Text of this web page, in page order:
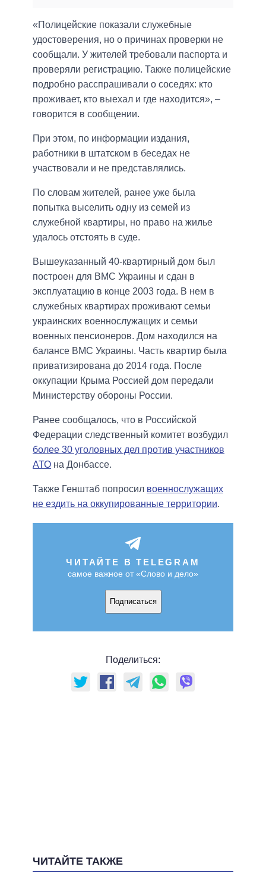
«Полицейские показали служебные
удостоверения, но о причинах проверки не
сообщали. У жителей требовали паспорта и
проверяли регистрацию. Также полицейские
подробно расспрашивали о соседях: кто
проживает, кто выехал и где находится», –
говорится в сообщении.
При этом, по информации издания,
работники в штатском в беседах не
участвовали и не представлялись.
По словам жителей, ранее уже была
попытка выселить одну из семей из
служебной квартиры, но право на жилье
удалось отстоять в суде.
Вышеуказанный 40-квартирный дом был
построен для ВМС Украины и сдан в
эксплуатацию в конце 2003 года. В нем в
служебных квартирах проживают семьи
украинских военнослужащих и семьи
военных пенсионеров. Дом находился на
балансе ВМС Украины. Часть квартир была
приватизирована до 2014 года. После
оккупации Крыма Россией дом передали
Министерству обороны России.
Ранее сообщалось, что в Российской
Федерации следственный комитет возбудил
более 30 уголовных дел против участников
АТО на Донбассе.
Также Генштаб попросил военнослужащих
не ездить на оккупированные территории.
ЧИТАЙТЕ В TELEGRAM
самое важное от «Слово и дело»
Подписаться
Поделиться:
ЧИТАЙТЕ ТАКЖЕ